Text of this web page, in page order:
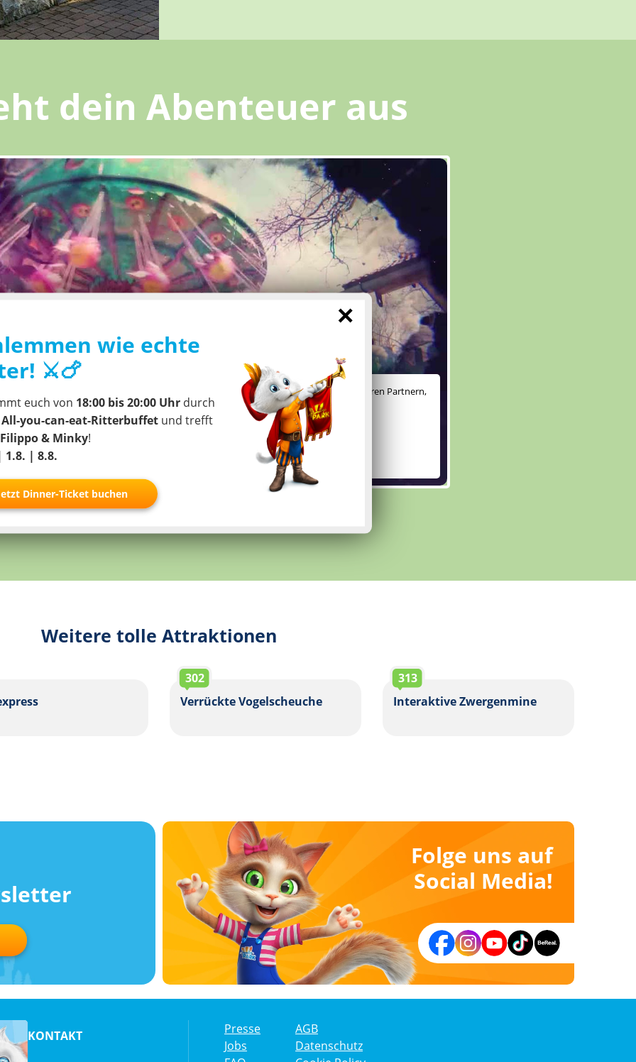
dein Abenteuer aus
Videos ist die Speicherung von Cookies erforderlich. Diese Cookies ermöglichen es unseren Partnern,
bei der Videowiedergabe zu erkennen und Ihnen personalisierte Inhalte anzubieten.
Weitere tolle Attraktionen
302
Verrückte Vogelscheuche
313
Interaktive Zwergenmine
Folge uns auf
Social Media!
KONTAKT
Presse
Jobs
AGB
Datenschutz
×
wie echte
⚔️🍗
euch von 18:00 bis 20:00 Uhr durch
All-you-can-eat-Ritterbuffet und trefft
Filippo & Minky!
1.8. | 8.8.
Dinner-Ticket buchen